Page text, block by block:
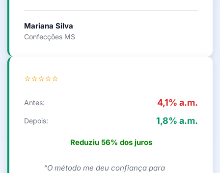
Mariana Silva
Confecções MS
⭐⭐⭐⭐⭐
Antes: 4,1% a.m.
Depois: 1,8% a.m.
Reduziu 56% dos juros
“O método me deu confiança para